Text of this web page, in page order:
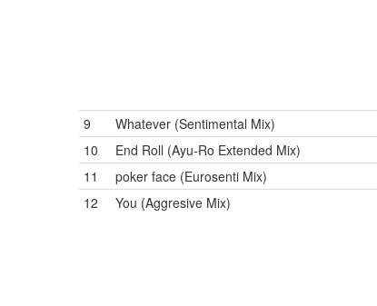
9
Whatever (Sentimental Mix)
10
End Roll (Ayu-Ro Extended Mix)
11
poker face (Eurosenti Mix)
12
You (Aggresive Mix)